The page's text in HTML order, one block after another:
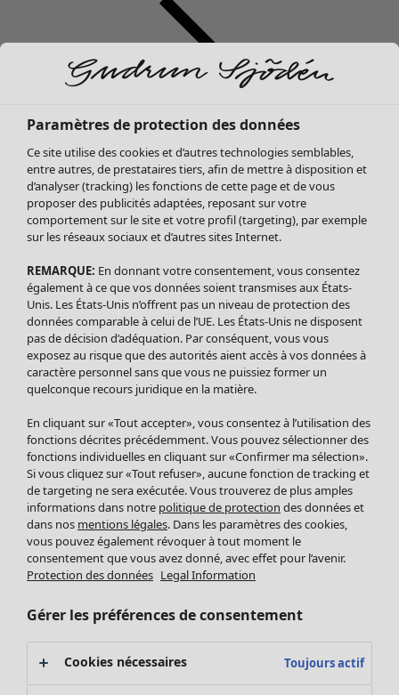
Soldes Vêtements
Tous les vêtements
Robes
Tuniques
Blouses
Tops
Gilets
Pantalon
Jupes
Leggings et collants
Accessoires
Chaussures
Vêtements de bain
Basics
Soldes Mobilier
Bonnes affaires déco
Décoration
Textiles
Tapis
Éponge
Paramètres de protection des données
Ce site utilise des cookies et d’autres technologies semblables,
entre autres, de prestataires tiers, afin de mettre à disposition et
d’analyser (tracking) les fonctions de cette page et de vous
proposer des publicités adaptées, reposant sur votre
comportement sur le site et votre profil (targeting), par exemple
sur les réseaux sociaux et d’autres sites Internet.
REMARQUE: En donnant votre consentement, vous consentez
également à ce que vos données soient transmises aux États-
Unis. Les États-Unis n’offrent pas un niveau de protection des
données comparable à celui de l’UE. Les États-Unis ne disposent
pas de décision d’adéquation. Par conséquent, vous vous
exposez au risque que des autorités aient accès à vos données à
caractère personnel sans que vous ne puissiez former un
quelconque recours juridique en la matière.
En cliquant sur «Tout accepter», vous consentez à l’utilisation des
fonctions décrites précédemment. Vous pouvez sélectionner des
fonctions individuelles en cliquant sur «Confirmer ma sélection».
Si vous cliquez sur «Tout refuser», aucune fonction de tracking et
de targeting ne sera exécutée. Vous trouverez de plus amples
informations dans notre politique de protection des données et
dans nos mentions légales. Dans les paramètres des cookies,
vous pouvez également révoquer à tout moment le
consentement que vous avez donné, avec effet pour l’avenir.
Protection des données Legal Information
Gérer les préférences de consentement
Cookies nécessaires Toujours actif